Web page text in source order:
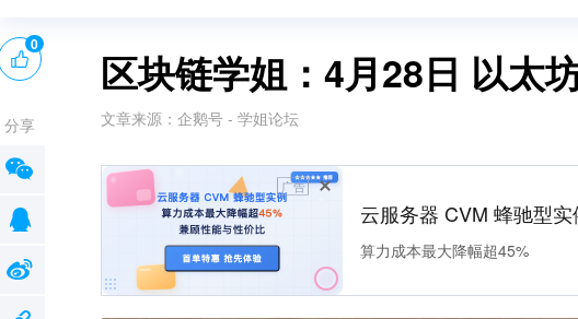
区块链学姐：4月28日 以
文章来源： 企鹅号 - 学姐论坛
广告
云服务器 CVM 蜂驰型实
算力成本最大降幅超45%
0
分享